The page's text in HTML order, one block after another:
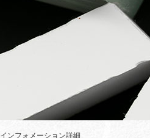
インフォメーション詳細